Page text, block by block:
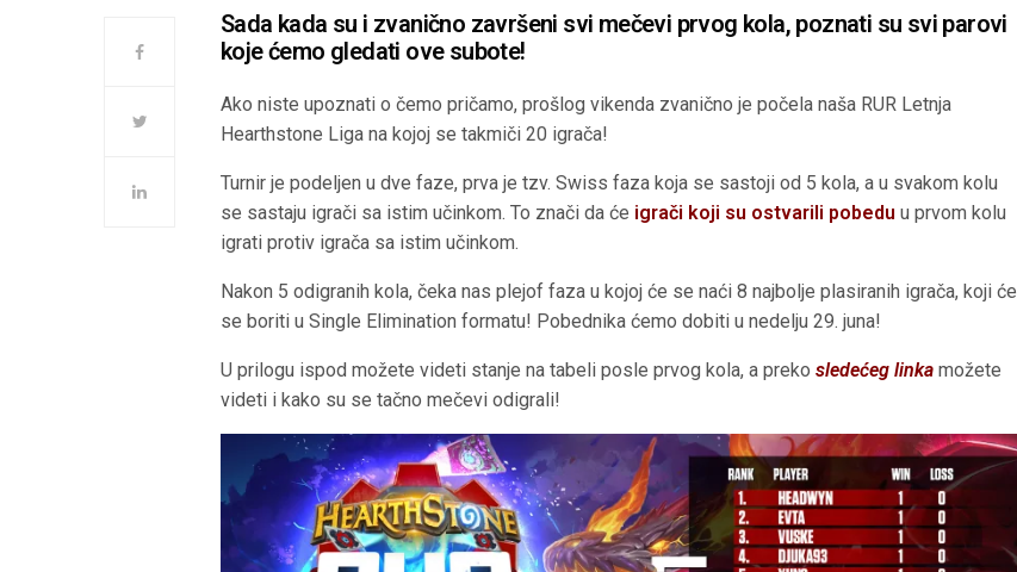
Sada kada su i zvanično završeni svi mečevi prvog kola, poznati su svi parovi
koje ćemo gledati ove subote!
Ako niste upoznati o čemo pričamo, prošlog vikenda zvanično je počela naša RUR Letnja
Hearthstone Liga na kojoj se takmiči 20 igrača!
Turnir je podeljen u dve faze, prva je tzv. Swiss faza koja se sastoji od 5 kola, a u svakom kolu
se sastaju igrači sa istim učinkom. To znači da će igrači koji su ostvarili pobedu u prvom kolu
igrati protiv igrača sa istim učinkom.
Nakon 5 odigranih kola, čeka nas plejof faza u kojoj će se naći 8 najbolje plasiranih igrača, koji će
se boriti u Single Elimination formatu! Pobednika ćemo dobiti u nedelju 29. juna!
U prilogu ispod možete videti stanje na tabeli posle prvog kola, a prekosledećeg linka možete
videti i kako su se tačno mečevi odigrali!